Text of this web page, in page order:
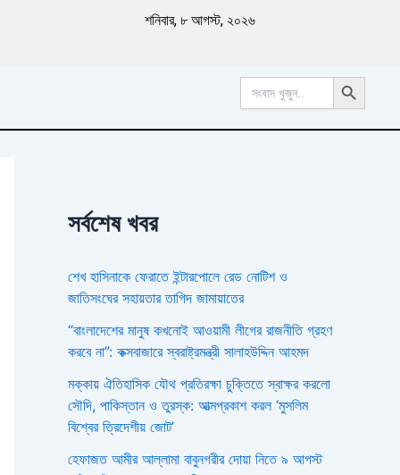
শনিবার, ৮ আগস্ট, ২০২৬
Search
for:
Search Button
সর্বশেষ খবর
শেখ হাসিনাকে ফেরাতে ইন্টারপোলে রেড নোটিশ ও
জাতিসংঘের সহায়তার তাগিদ জামায়াতের
“বাংলাদেশের মানুষ কখনোই আওয়ামী লীগের রাজনীতি গ্রহণ
করবে না”: কক্সবাজারে স্বরাষ্ট্রমন্ত্রী সালাহউদ্দিন আহমদ
মক্কায় ঐতিহাসিক যৌথ প্রতিরক্ষা চুক্তিতে স্বাক্ষর করলো
সৌদি, পাকিস্তান ও তুরস্ক: আত্মপ্রকাশ করল ‘মুসলিম
বিশ্বের ত্রিদেশীয় জোট’
হেফাজত আমীর আল্লামা বাবুনগরীর দোয়া নিতে ৯ আগস্ট